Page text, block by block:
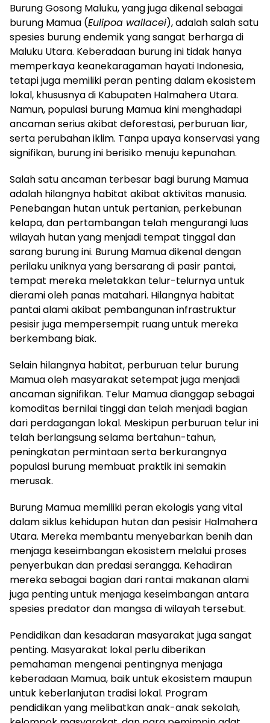
Burung Gosong Maluku, yang juga dikenal sebagai
burung Mamua (Eulipoa wallacei), adalah salah satu
spesies burung endemik yang sangat berharga di
Maluku Utara. Keberadaan burung ini tidak hanya
memperkaya keanekaragaman hayati Indonesia,
tetapi juga memiliki peran penting dalam ekosistem
lokal, khususnya di Kabupaten Halmahera Utara.
Namun, populasi burung Mamua kini menghadapi
ancaman serius akibat deforestasi, perburuan liar,
serta perubahan iklim. Tanpa upaya konservasi yang
signifikan, burung ini berisiko menuju kepunahan.
Salah satu ancaman terbesar bagi burung Mamua
adalah hilangnya habitat akibat aktivitas manusia.
Penebangan hutan untuk pertanian, perkebunan
kelapa, dan pertambangan telah mengurangi luas
wilayah hutan yang menjadi tempat tinggal dan
sarang burung ini. Burung Mamua dikenal dengan
perilaku uniknya yang bersarang di pasir pantai,
tempat mereka meletakkan telur-telurnya untuk
dierami oleh panas matahari. Hilangnya habitat
pantai alami akibat pembangunan infrastruktur
pesisir juga mempersempit ruang untuk mereka
berkembang biak.
Selain hilangnya habitat, perburuan telur burung
Mamua oleh masyarakat setempat juga menjadi
ancaman signifikan. Telur Mamua dianggap sebagai
komoditas bernilai tinggi dan telah menjadi bagian
dari perdagangan lokal. Meskipun perburuan telur ini
telah berlangsung selama bertahun-tahun,
peningkatan permintaan serta berkurangnya
populasi burung membuat praktik ini semakin
merusak.
Burung Mamua memiliki peran ekologis yang vital
dalam siklus kehidupan hutan dan pesisir Halmahera
Utara. Mereka membantu menyebarkan benih dan
menjaga keseimbangan ekosistem melalui proses
penyerbukan dan predasi serangga. Kehadiran
mereka sebagai bagian dari rantai makanan alami
juga penting untuk menjaga keseimbangan antara
spesies predator dan mangsa di wilayah tersebut.
Pendidikan dan kesadaran masyarakat juga sangat
penting. Masyarakat lokal perlu diberikan
pemahaman mengenai pentingnya menjaga
keberadaan Mamua, baik untuk ekosistem maupun
untuk keberlanjutan tradisi lokal. Program
pendidikan yang melibatkan anak-anak sekolah,